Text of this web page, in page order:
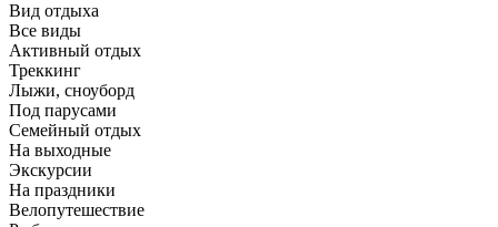
Вид отдыха
Все виды
Активный отдых
Треккинг
Лыжи, сноуборд
Под парусами
Семейный отдых
На выходные
Экскурсии
На праздники
Велопутешествие